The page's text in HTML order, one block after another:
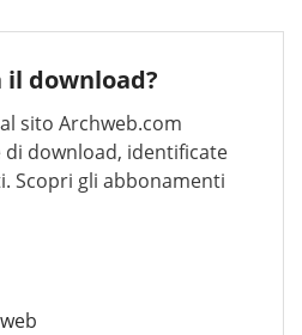
il download?
sito Archweb.com
download, identificate
Scopri gli abbonamenti